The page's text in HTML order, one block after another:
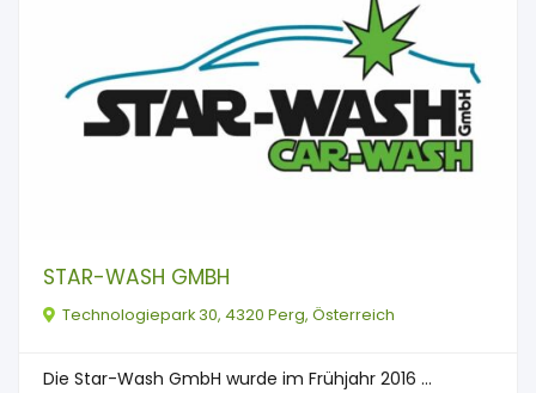
STAR-WASH GMBH
Technologiepark 30, 4320 Perg, Österreich
Die Star-Wash GmbH wurde im Frühjahr 2016 ...